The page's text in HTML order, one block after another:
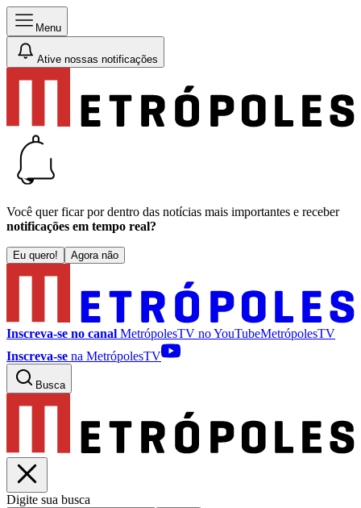
Menu
Ative nossas notificações
Você quer ficar por dentro das notícias mais importantes e receber
notificações em tempo real?
Eu quero! Agora não
Inscreva-se no canal MetrópolesTV noYouTubeMetrópolesTV
Inscreva-se na MetrópolesTV
Busca
Digite sua busca